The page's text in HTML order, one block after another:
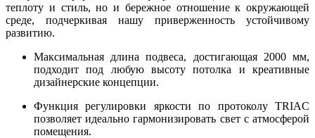
теплоту и стиль, но и бережное отношение к окружающей
среде, подчеркивая нашу приверженность устойчивому
развитию.
Максимальная длина подвеса, достигающая 2000 мм,
подходит под любую высоту потолка и креативные
дизайнерские концепции.
Функция регулировки яркости по протоколу TRIAC
позволяет идеально гармонизировать свет с атмосферой
помещения.